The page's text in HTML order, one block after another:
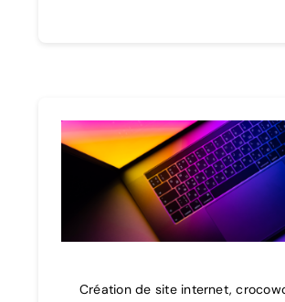
Création de site internet,